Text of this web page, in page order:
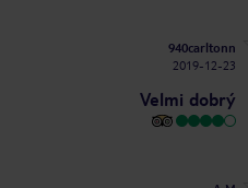
940carltonn
2019-12-23
Velmi dobrý